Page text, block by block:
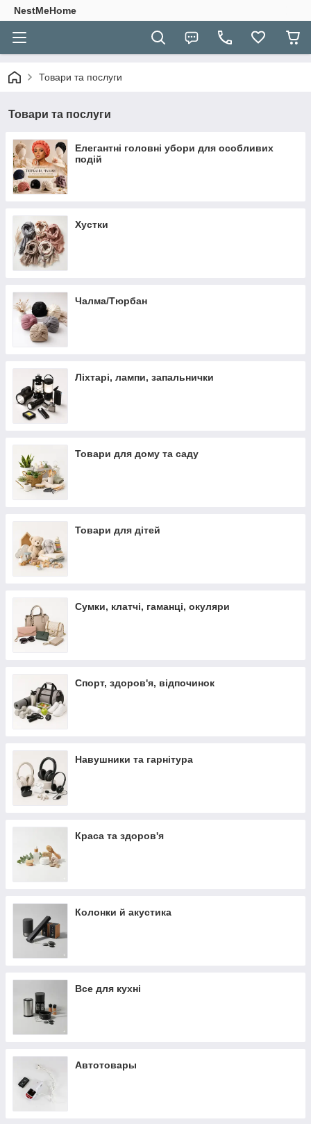
NestMeHome
Товари та послуги
Товари та послуги
Елегантні головні убори для особливих
подій
Хустки
Чалма/Тюрбан
Ліхтарі, лампи, запальнички
Товари для дому та саду
Товари для дітей
Сумки, клатчі, гаманці, окуляри
Спорт, здоров'я, відпочинок
Навушники та гарнітура
Краса та здоров'я
Колонки й акустика
Все для кухні
Автотовары